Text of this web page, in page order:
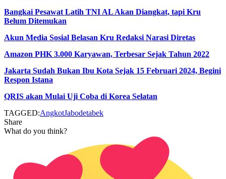
Bangkai Pesawat Latih TNI AL Akan Diangkat, tapi Kru
Belum Ditemukan
Akun Media Sosial Belasan Kru Redaksi Narasi Diretas
Amazon PHK 3.000 Karyawan, Terbesar Sejak Tahun 2022
Jakarta Sudah Bukan Ibu Kota Sejak 15 Februari 2024, Begini
Respon Istana
QRIS akan Mulai Uji Coba di Korea Selatan
TAGGED:AngkotJabodetabek
Share
What do you think?